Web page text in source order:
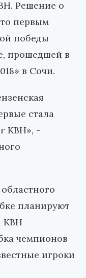
Решение о
первым
победы
прошедшей в
в Сочи.
стала
КВН», -
планируют
КВН
чемпионов
игроки